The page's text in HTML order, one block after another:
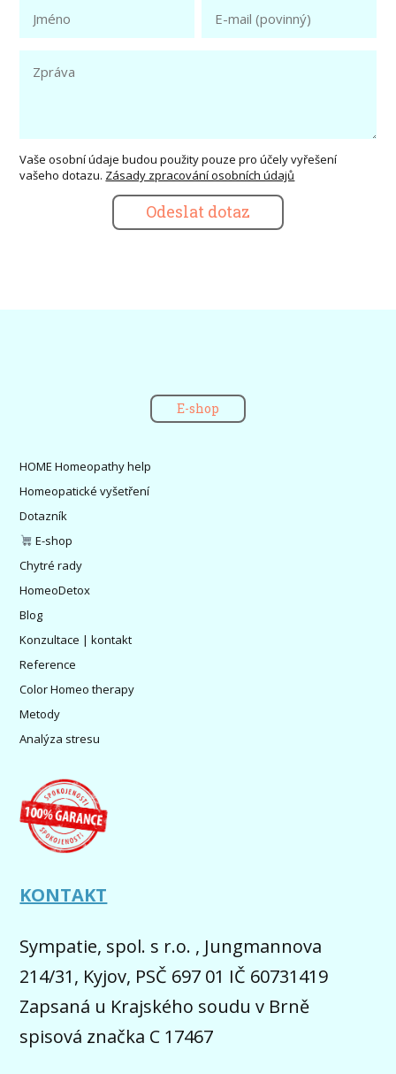
Vaše osobní údaje budou použity pouze pro účely vyřešení
vašeho dotazu. Zásady zpracování osobních údajů
Odeslat dotaz
E-shop
HOME Homeopathy help
Homeopatické vyšetření
Dotazník
E-shop
Chytré rady
HomeoDetox
Blog
Konzultace | kontakt
Reference
Color Homeo therapy
Metody
Analýza stresu
KONTAKT
Sympatie, spol. s r.o. , Jungmannova
214/31, Kyjov, PSČ 697 01 IČ 60731419
Zapsaná u Krajského soudu v Brně
spisová značka C 17467